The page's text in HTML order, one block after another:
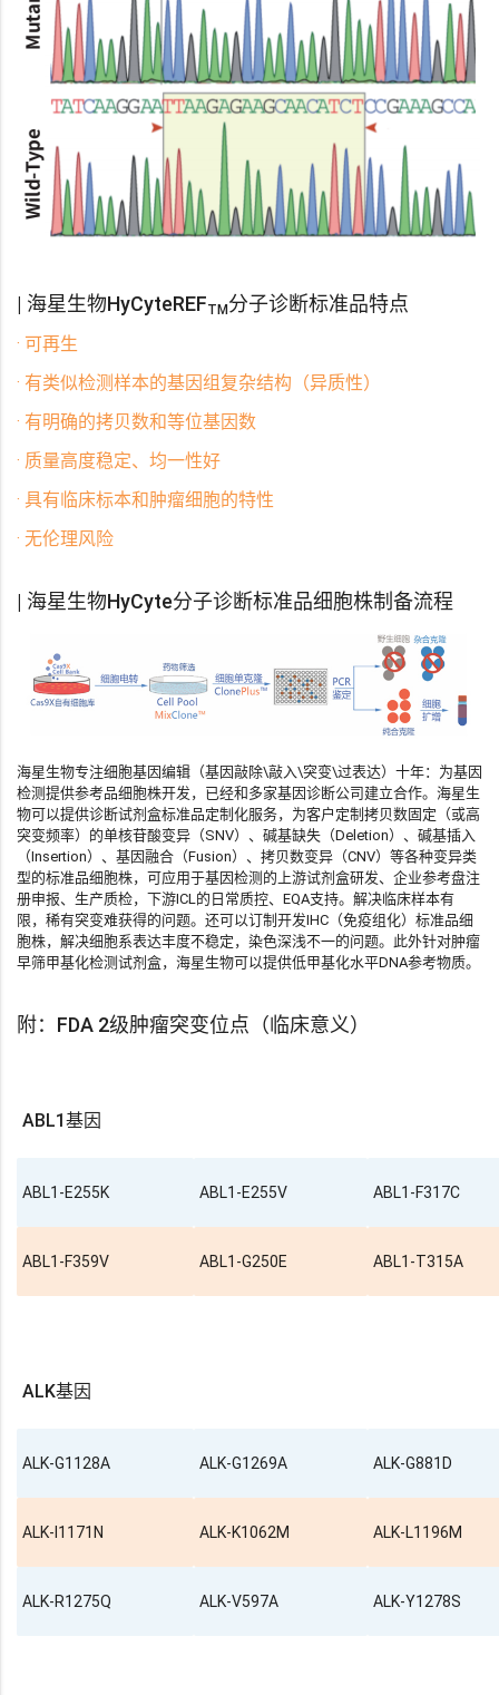
| 海星生物HyCyteREFTM 分子诊断标准品特点
· 可再生
· 有类似检测样本的基因组复杂结构（异质性）
· 有明确的拷贝数和等位基因数
· 质量高度稳定、均一性好
· 具有临床标本和肿瘤细胞的特性
· 无伦理风险
| 海星生物HyCyte分子诊断标准品细胞株制备流程
海星生物专注细胞基因编辑（基因敲除\敲入\突变\过表达）十年：为基因
检测提供参考品细胞株开发，已经和多家基因诊断公司建立合作。海星生
物可以提供诊断试剂盒标准品定制化服务，为客户定制拷贝数固定（或高
突变频率）的单核苷酸变异（SNV）、碱基缺失（Deletion）、碱基插入
（Insertion）、基因融合（Fusion）、拷贝数变异（CNV）等各种变异类
型的标准品细胞株，可应用于基因检测的上游试剂盒研发、企业参考盘注
册申报、生产质检，下游ICL的日常质控、EQA支持。解决临床样本有
限，稀有突变难获得的问题。还可以订制开发IHC（免疫组化）标准品细
胞株，解决细胞系表达丰度不稳定，染色深浅不一的问题。此外针对肿瘤
早筛甲基化检测试剂盒，海星生物可以提供低甲基化水平DNA参考物质。
附：FDA 2级肿瘤突变位点（临床意义）
ABL1基因
ABL1-E255K ABL1-E255V ABL1-F317C
ABL1-F359V ABL1-G250E ABL1-T315A
ALK基因
ALK-G1128A ALK-G1269A ALK-G881D
ALK-I1171N ALK-K1062M ALK-L1196M
ALK-R1275Q ALK-V597A ALK-Y1278S